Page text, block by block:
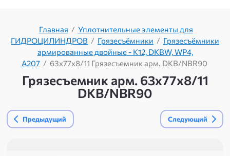
Главная / Уплотнительные элементы для
ГИДРОЦИЛИНДРОВ / Грязесъёмники / Грязесъёмники
армированные двойные - K12, DKBW, WP4,
A207 / 63х77х8/11 Грязесъемник арм. DKB/NBR90
Грязесъемник арм. 63х77х8/11
DKB/NBR90
Предыдущий Следующий